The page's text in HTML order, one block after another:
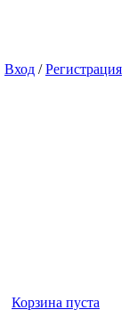
Вход /Регистрация
Корзина пуста